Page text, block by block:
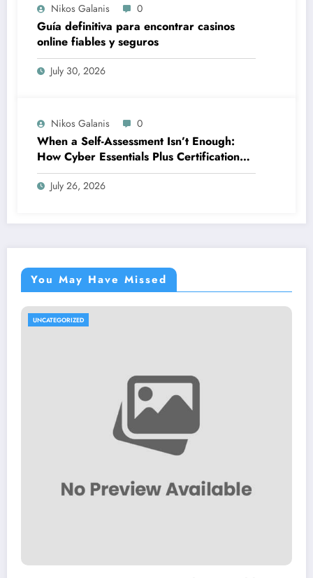
Nikos Galanis 0
Guía definitiva para encontrar casinos
online fiables y seguros
July 30, 2026
Nikos Galanis 0
When a Self-Assessment Isn’t Enough:
How Cyber Essentials Plus Certification
Proves Your Security Posture in the Real
World
July 26, 2026
You May Have Missed
UNCATEGORIZED